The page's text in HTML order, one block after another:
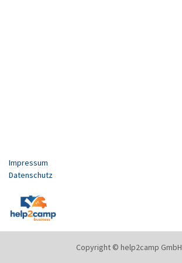
Impressum
Datenschutz
Copyright © help2camp GmbH